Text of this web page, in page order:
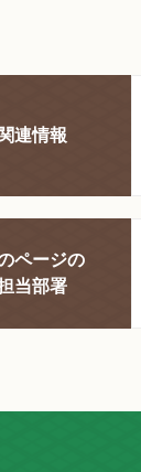
関連情報
ページの
当部署